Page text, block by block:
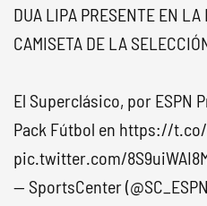
DUA LIPA PRESENTE EN
CAMISETA DE LA
El Superclásico, por ESPN
Pack Fútbol en https://t.co/
pic.twitter.com/
— SportsCenter